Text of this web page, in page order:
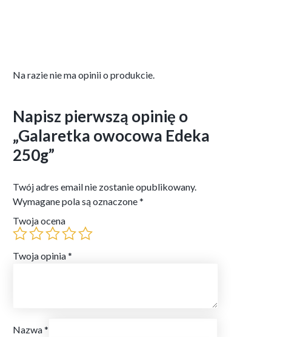
Na razie nie ma opinii o produkcie.
Napisz pierwszą opinię o
„Galaretka owocowa Edeka
250g”
Twój adres email nie zostanie opublikowany.
Wymagane pola są oznaczone*
Twoja ocena
Twoja opinia*
Nazwa*